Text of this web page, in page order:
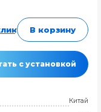
В корзину
с установкой
Китай